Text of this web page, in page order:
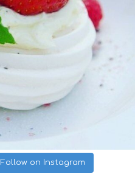
Follow on Instagram